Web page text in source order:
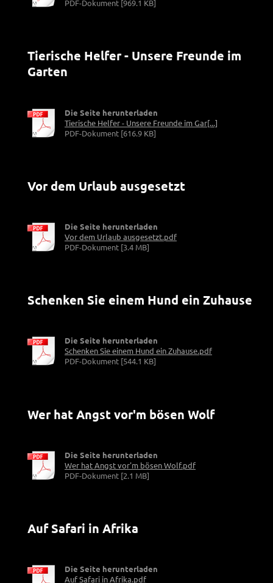
PDF-Dokument [969.1 KB]
Tierische Helfer - Unsere Freunde im
Garten
Die Seite herunterladen
Tierische Helfer - Unsere Freunde im Gar[...]
PDF-Dokument [616.9 KB]
Vor dem Urlaub ausgesetzt
Die Seite herunterladen
Vor dem Urlaub ausgesetzt.pdf
PDF-Dokument [3.4 MB]
Schenken Sie einem Hund ein Zuhause
Die Seite herunterladen
Schenken Sie einem Hund ein Zuhause.pdf
PDF-Dokument [544.1 KB]
Wer hat Angst vor'm bösen Wolf
Die Seite herunterladen
Wer hat Angst vor'm bösen Wolf.pdf
PDF-Dokument [2.1 MB]
Auf Safari in Afrika
Die Seite herunterladen
Auf Safari in Afrika.pdf